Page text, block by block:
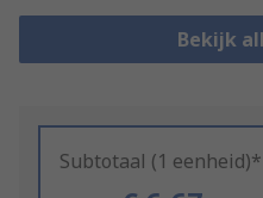
Bekijk
Subtotaal (1 eenheid)*